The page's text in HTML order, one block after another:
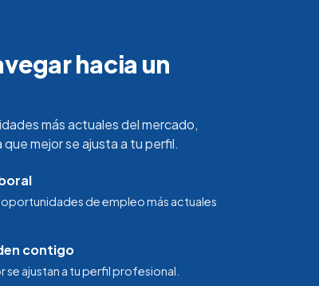
hacia un
más actuales del mercado,
mejor se ajusta a tu perfil.
de empleo más actuales
contigo
ajustan a tu perfil profesional.